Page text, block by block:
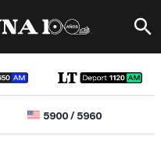
5900/5960